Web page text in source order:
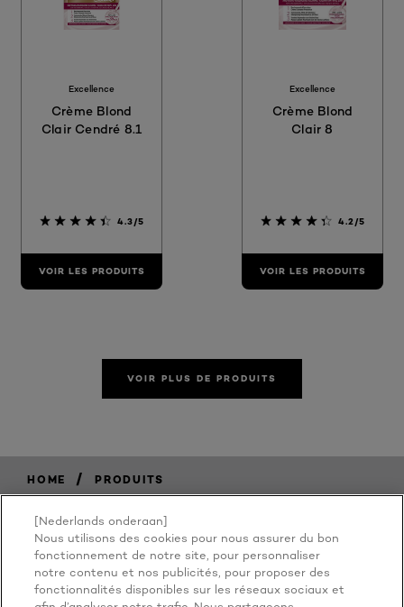
Excellence
Crème Blond
Clair Cendré 8.1
4.3/5
VOIR LES PRODUITS
Excellence
Crème Blond
Clair 8
4.2/5
VOIR LES PRODUITS
VOIR PLUS DE PRODUITS
HOME / PRODUITS
BECAUSE
[Nederlands onderaan]
Nous utilisons des cookies pour nous assurer du bon
fonctionnement de notre site, pour personnaliser
notre contenu et nos publicités, pour proposer des
fonctionnalités disponibles sur les réseaux sociaux et